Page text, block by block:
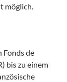
möglich.
Fonds de
bis zu einem